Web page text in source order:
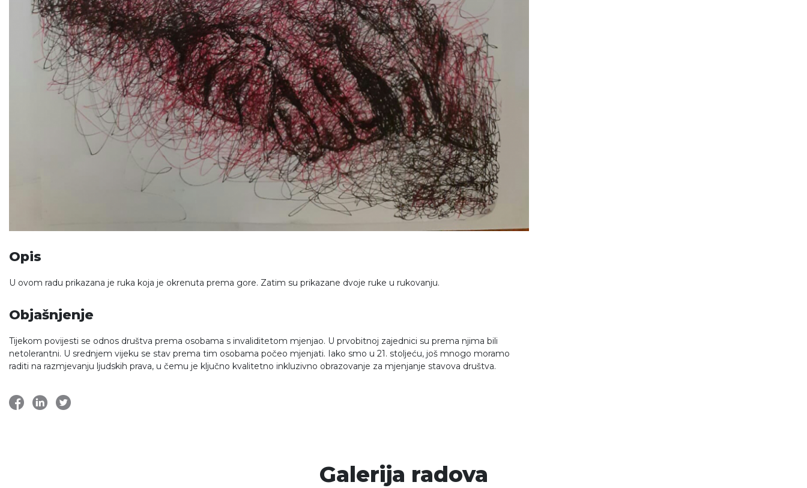
Opis
U ovom radu prikazana je ruka koja je okrenuta prema gore. Zatim su prikazane dvoje ruke u rukovanju.
Objašnjenje
Tijekom povijesti se odnos društva prema osobama s invaliditetom mjenjao. U prvobitnoj zajednici su prema njima bili
netolerantni. U srednjem vijeku se stav prema tim osobama počeo mjenjati. Iako smo u 21. stoljeću, još mnogo moramo
raditi na razmjevanju ljudskih prava, u čemu je ključno kvalitetno inkluzivno obrazovanje za mjenjanje stavova društva.
Galerija radova